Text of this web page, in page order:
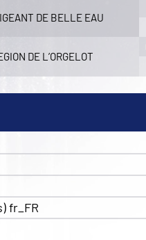
DE BELLE EAU
DE L’ORGELOT
fr_FR